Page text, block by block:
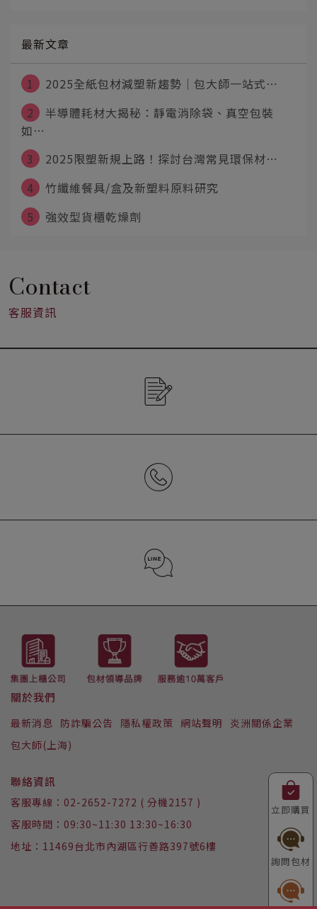
最新文章
1
2025全紙包材減塑新趨勢｜包大師一站式⋯
2
半導體耗材大揭秘：靜電消除袋、真空包裝
如⋯
3
2025限塑新規上路！探討台灣常見環保材⋯
4
竹纖維餐具/盒及新塑料原料研究
5
強效型貨櫃乾燥劑
Contact
客服資訊
LINE ID : @223iwizi
02-2652-7272 (分機2157)
CONTACT US
立即購買
詢問包材
關於我們
最新消息 防詐騙公告 隱私權政策 網站聲明
炎洲關係企業
包大師(上海)
聯絡資訊
客服專線：02-2652-7272 ( 分機2157 )
客服時間：09:30~11:30 13:30~16:30
地址：11469台北市內湖區行善路397號6樓